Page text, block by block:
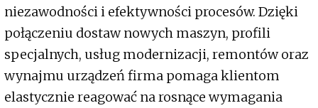
niezawodności i efektywności procesów. Dzięki
połączeniu dostaw nowych maszyn, profili
specjalnych, usług modernizacji, remontów oraz
wynajmu urządzeń firma pomaga klientom
elastycznie reagować na rosnące wymagania